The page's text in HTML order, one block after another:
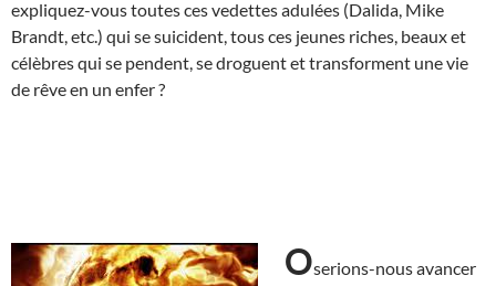
expliquez-vous toutes ces vedettes adulées (Dalida, Mike
Brandt, etc.) qui se suicident, tous ces jeunes riches, beaux et
célèbres qui se pendent, se droguent et transforment une vie
de rêve en un enfer ?
Oserions-nous avancer